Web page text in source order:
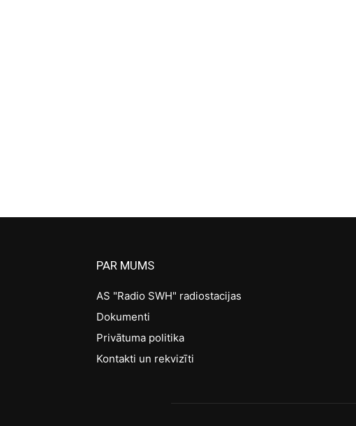
PAR MUMS
AS "Radio SWH" radiostacijas
Dokumenti
Privātuma politika
Kontakti un rekvizīti